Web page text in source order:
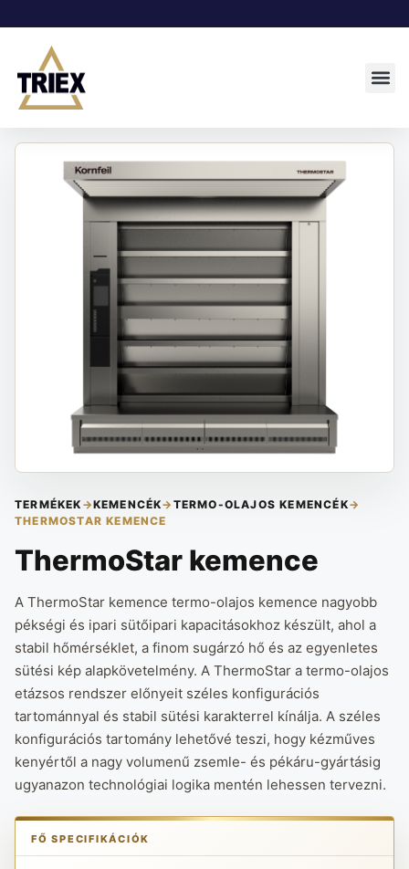
TERMÉKEK →KEMENCÉK→ TERMO-OLAJOS KEMENCÉK→
THERMOSTAR KEMENCE
ThermoStar kemence
A ThermoStar kemence termo-olajos kemence nagyobb
pékségi és ipari sütőipari kapacitásokhoz készült, ahol a
stabil hőmérséklet, a finom sugárzó hő és az egyenletes
sütési kép alapkövetelmény. A ThermoStar a termo-olajos
etázsos rendszer előnyeit széles konfigurációs
tartománnyal és stabil sütési karakterrel kínálja. A széles
konfigurációs tartomány lehetővé teszi, hogy kézműves
kenyértől a nagy volumenű zsemle- és pékáru-gyártásig
ugyanazon technológiai logika mentén lehessen tervezni.
FŐ SPECIFIKÁCIÓK